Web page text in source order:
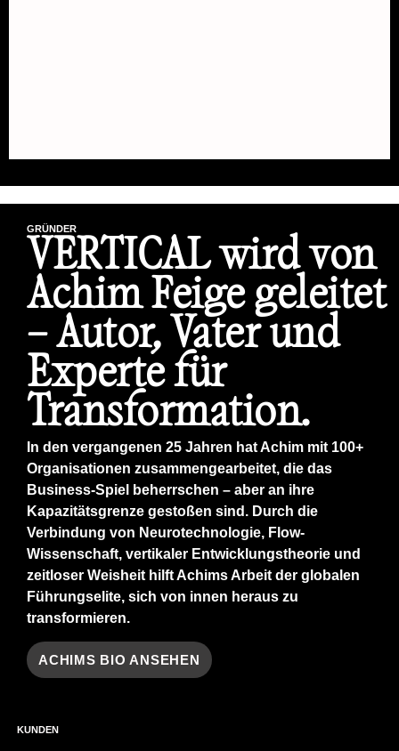
GRÜNDER
VERTICAL wird von
Achim Feige geleitet
– Autor, Vater und
Experte für
Transformation.
In den vergangenen 25 Jahren hat Achim mit 100+
Organisationen zusammengearbeitet, die das
Business-Spiel beherrschen – aber an ihre
Kapazitätsgrenze gestoßen sind. Durch die
Verbindung von Neurotechnologie, Flow-
Wissenschaft, vertikaler Entwicklungstheorie und
zeitloser Weisheit hilft Achims Arbeit der globalen
Führungselite, sich von innen heraus zu
transformieren.
ACHIMS BIO ANSEHEN
KUNDEN